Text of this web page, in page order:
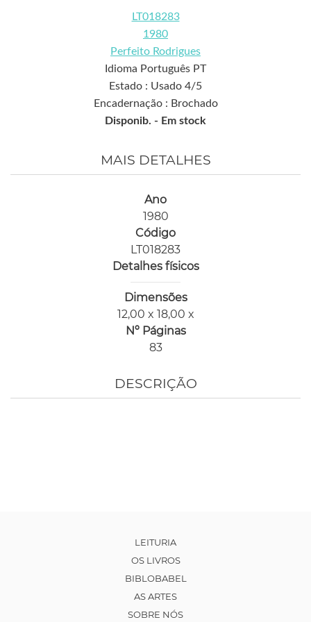
LT018283
1980
Perfeito Rodrigues
Idioma Português PT
Estado : Usado 4/5
Encadernação : Brochado
Disponib. - Em stock
MAIS DETALHES
Ano
1980
Código
LT018283
Detalhes físicos
Dimensões
12,00 x 18,00 x
Nº Páginas
83
DESCRIÇÃO
LEITURIA
OS LIVROS
BIBLOBABEL
AS ARTES
SOBRE NÓS